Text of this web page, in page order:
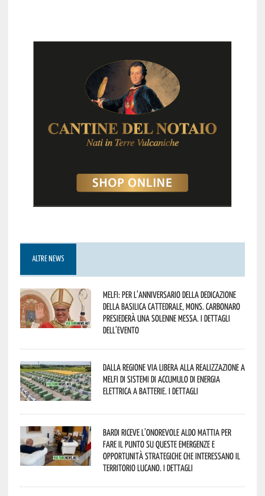
ALTRE NEWS
Melfi: per l’anniversario della Dedicazione
della Basilica Cattedrale, Mons. Carbonaro
presiederà una solenne messa. I dettagli
dell’evento
Dalla Regione via libera alla realizzazione a
Melfi di sistemi di accumulo di energia
elettrica a batterie. I dettagli
Bardi riceve l’onorevole Aldo Mattia per
fare il punto su queste emergenze e
opportunità strategiche che interessano il
territorio lucano. I dettagli